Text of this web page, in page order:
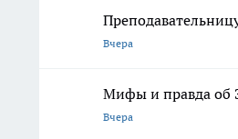
Вчера
Мифы и правда об
Вчера